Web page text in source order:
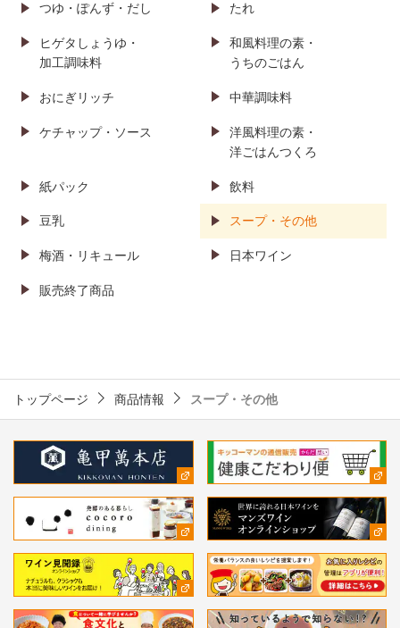
つゆ・ぽんず・だし たれ
ヒゲタしょうゆ・
加工調味料
和風料理の素・
うちのごはん
おにぎリッチ 中華調味料
ケチャップ・ソース
洋風料理の素・
洋ごはんつくろ
紙パック 飲料
豆乳 スープ・その他
梅酒・リキュール 日本ワイン
販売終了商品
トップページ 商品情報 スープ・その他